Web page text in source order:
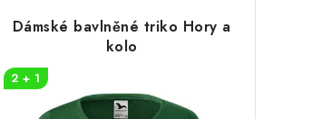
Dámské bavlněné triko Hory a
kolo
2 + 1